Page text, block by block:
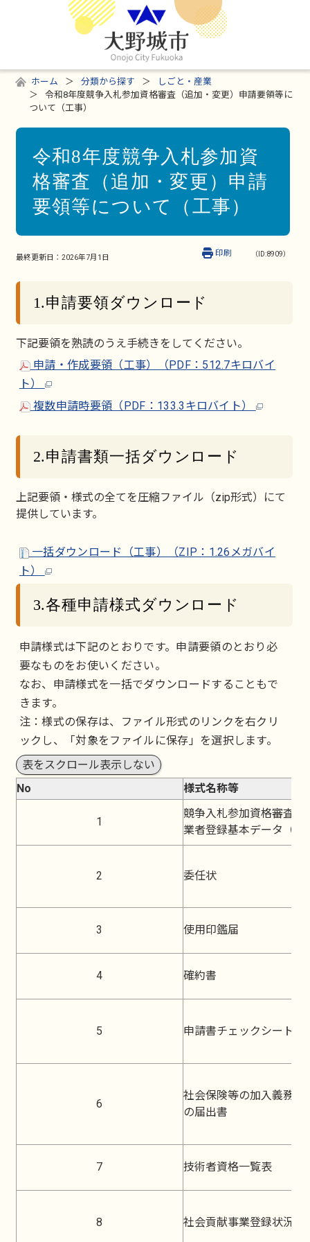
ホーム 分類から探す
しごと・産業
令和8年度競争入札参加資格審査（追加・変更）申請要領等に
ついて（工事）
令和8年度競争入札参加資
格審査（追加・変更）申請
要領等について（工事）
最終更新日： 2026年7月1日 （ID:8909）
印刷
1.申請要領ダウンロード
下記要領を熟読のうえ手続きをしてください。
申請・作成要領（工事）（PDF：512.7キロバイ
ト）
複数申請時要領（PDF：133.3キロバイト）
2.申請書類一括ダウンロード
上記要領・様式の全てを圧縮ファイル（zip形式）にて
提供しています。
一括ダウンロード（工事）（ZIP：1.26メガバイ
ト）
3.各種申請様式ダウンロード
申請様式は下記のとおりです。申請要領のとおり必
要なものをお使いください。
なお、申請様式を一括でダウンロードすることもで
きます。
注：様式の保存は、ファイル形式のリンクを右クリ
ックし、「対象をファイルに保存」を選択します。
表をスクロール表示しない
No
様式名称等
1
競争入札参加資格審査申
業者登録基本データ（工
2 委任状
3 使用印鑑届
4 確約書
5 申請書チェックシート（
6
社会保険等の加入義務が
の届出書
7 技術者資格一覧表
8 社会貢献事業登録状況確